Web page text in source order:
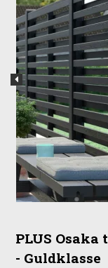
PLUS
- Guldklasse